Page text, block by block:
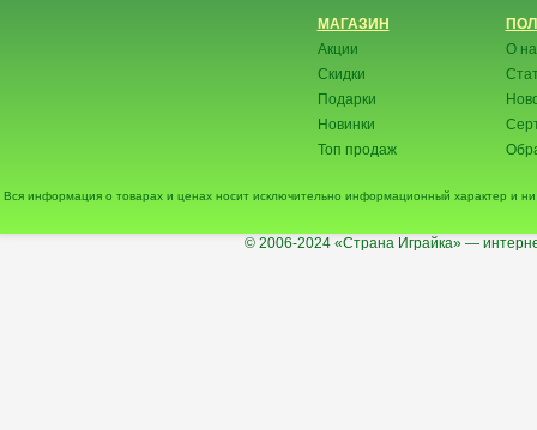
МАГАЗИН
Акции
Скидки
Подарки
Новинки
Топ продаж
О
Вся информация о товарах и ценах носит исключительно информационный характер и
© 2006-2024«Страна Играйка» —